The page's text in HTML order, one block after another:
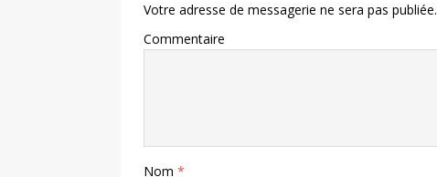
Votre adresse de messagerie ne sera pas publiée.
Commentaire
Nom *